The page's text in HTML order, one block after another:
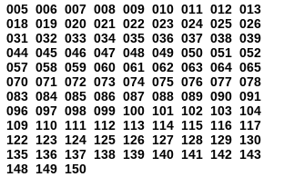
005 006 007 008 009 010 011 012 013
018 019 020 021 022 023 024 025 026
031 032 033 034 035 036 037 038 039
044 045 046 047 048 049 050 051 052
057 058 059 060 061 062 063 064 065
070 071 072 073 074 075 076 077 078
083 084 085 086 087 088 089 090 091
096 097 098 099 100 101 102 103 104
109 110 111 112 113 114 115 116 117
122 123 124 125 126 127 128 129 130
135 136 137 138 139 140 141 142 143
148 149 150